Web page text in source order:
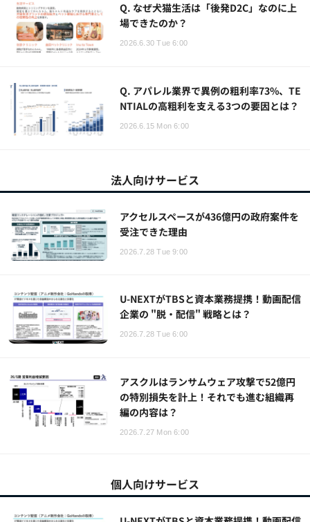
Q. なぜ犬猫生活は「後発D2C」なのに上
場できたのか？
2026.6.30 Tue 6:00
Q. アパレル業界で異例の粗利率73%、TE
NTIALの高粗利を支える3つの要因とは？
2026.6.15 Mon 6:00
法人向けサービス
アクセルスペースが436億円の政府案件を
受注できた理由
2026.7.28 Tue 9:00
U-NEXTがTBSと資本業務提携！動画配信
企業の "脱・配信" 戦略とは？
2026.7.28 Tue 6:00
アスクルはランサムウェア攻撃で52億円
の特別損失を計上！それでも進む組織再
編の内容は？
2026.7.27 Mon 6:00
個人向けサービス